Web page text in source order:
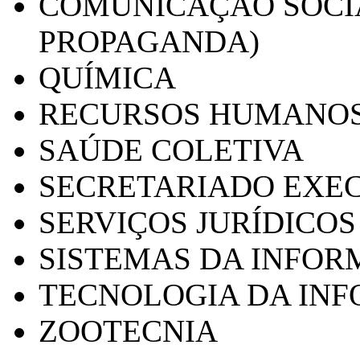
PROPAGANDA)
QUÍMICA
RECURSOS
SAÚDE COLETIVA
SECRETARIADO
SERVIÇOS
SISTEMAS DA
TECNOLOGIA DA
ZOOTECNIA